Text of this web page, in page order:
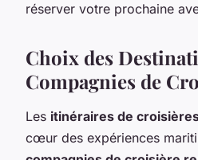
réserver votre prochaine
Choix des
Compagnies de
Les itinéraires de
cœur des expériences